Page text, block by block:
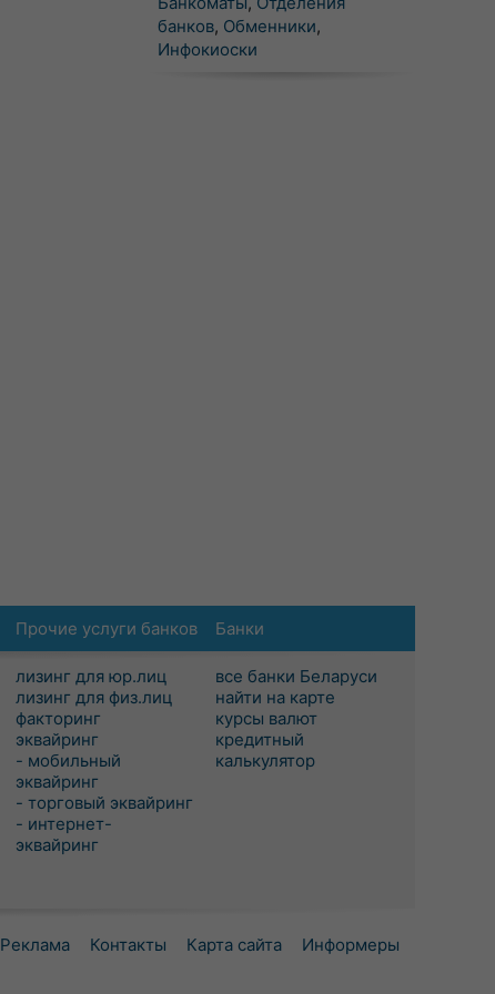
банков, Обменники,
Инфокиоски
Прочие услуги банков
лизинг для юр.лиц
лизинг для физ.лиц
факторинг
эквайринг
- мобильный
эквайринг
- торговый эквайринг
- интернет-
эквайринг
Банки
все банки Беларуси
найти на карте
курсы валют
кредитный
калькулятор
Реклама Контакты Карта сайта Информеры